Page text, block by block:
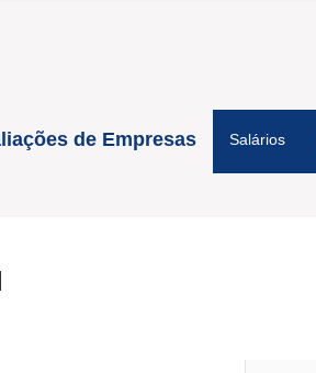
de Empresas Salários